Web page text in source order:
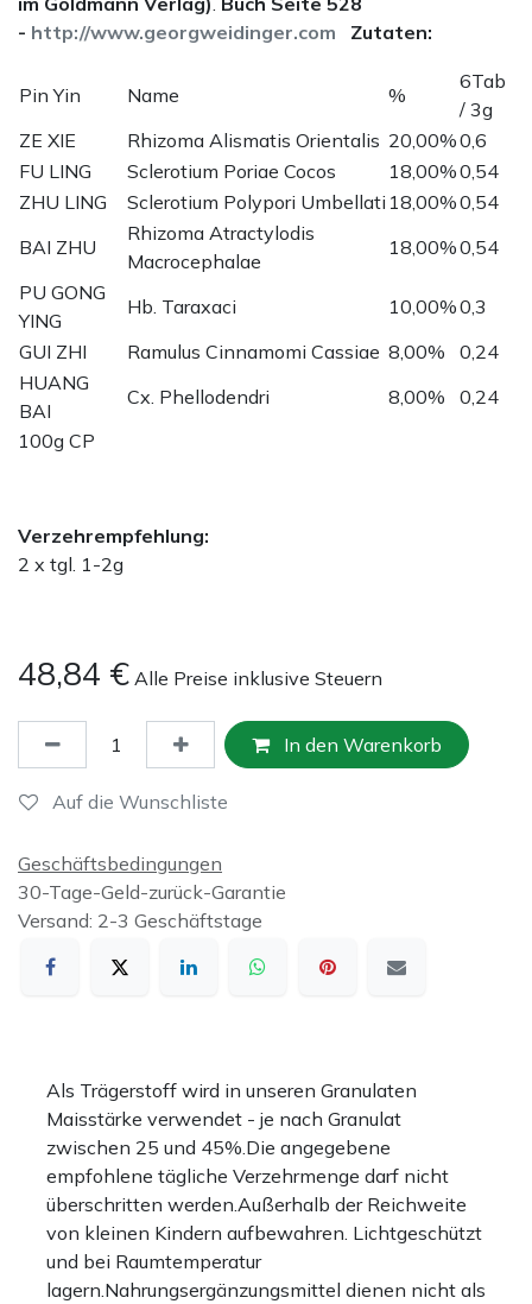
- http://www.georgweidinger.com Zutaten:
Pin Yin Name %
6Tab
/ 3g
ZE XIE
Rhizoma Alismatis Orientalis 20,00%0,6
FU LING
Sclerotium Poriae Cocos 18,00%0,54
ZHU LING
Sclerotium Polypori Umbellati 18,00%0,54
BAI ZHU
Rhizoma Atractylodis
Macrocephalae
18,00%0,54
PU GONG
YING
Hb. Taraxaci 10,00%0,3
GUI ZHI
Ramulus Cinnamomi Cassiae 8,00%
0,24
HUANG
BAI
Cx. Phellodendri 8,00%
0,24
100g CP
Verzehrempfehlung:
2 x tgl. 1-2g
48,84 € Alle Preise inklusive Steuern
In den Warenkorb
Auf die Wunschliste
Geschäftsbedingungen
30-Tage-Geld-zurück-Garantie
Versand: 2-3 Geschäftstage
Als Trägerstoff wird in unseren Granulaten
Maisstärke verwendet - je nach Granulat
zwischen 25 und 45%.Die angegebene
empfohlene tägliche Verzehrmenge darf nicht
überschritten werden.Außerhalb der Reichweite
von kleinen Kindern aufbewahren. Lichtgeschützt
und bei Raumtemperatur
lagern.Nahrungsergänzungsmittel dienen nicht als